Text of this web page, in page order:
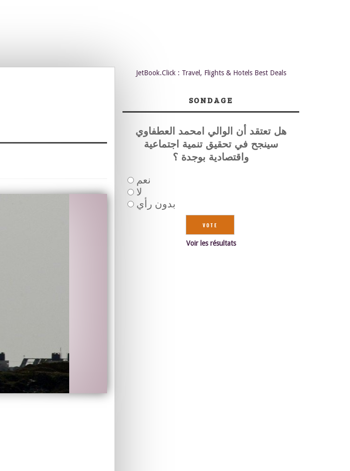
JetBook.Click : Travel, Flights & Hotels Best Deals
SONDAGE
هل تعتقد أن الوالي امحمد العطفاوي
سينجح في تحقيق تنمية اجتماعية
واقتصادية بوجدة ؟
نعم
لا
بدون رأي
Voir les résultats